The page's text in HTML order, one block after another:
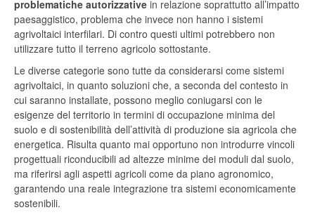
problematiche autorizzative in relazione soprattutto all’impatto
paesaggistico, problema che invece non hanno i sistemi
agrivoltaici interfilari. Di contro questi ultimi potrebbero non
utilizzare tutto il terreno agricolo sottostante.
Le diverse categorie sono tutte da considerarsi come sistemi
agrivoltaici, in quanto soluzioni che, a seconda del contesto in
cui saranno installate, possono meglio coniugarsi con le
esigenze del territorio in termini di occupazione minima del
suolo e di sostenibilità dell’attività di produzione sia agricola che
energetica. Risulta quanto mai opportuno non introdurre vincoli
progettuali riconducibili ad altezze minime dei moduli dal suolo,
ma riferirsi agli aspetti agricoli come da piano agronomico,
garantendo una reale integrazione tra sistemi economicamente
sostenibili.